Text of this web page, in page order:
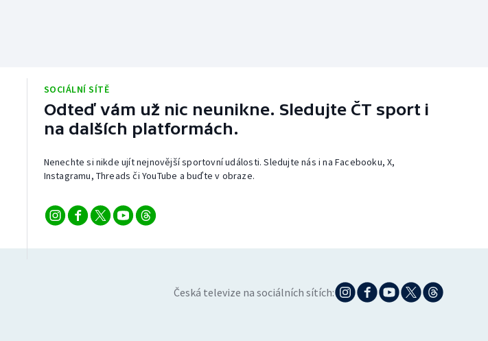
SOCIÁLNÍ SÍTĚ
Odteď vám už nic neunikne. Sledujte ČT sport i
na dalších platformách.
Nenechte si nikde ujít nejnovější sportovní události. Sledujte nás i na Facebooku, X,
Instagramu, Threads či YouTube a buďte v obraze.
Česká televize na sociálních sítích: